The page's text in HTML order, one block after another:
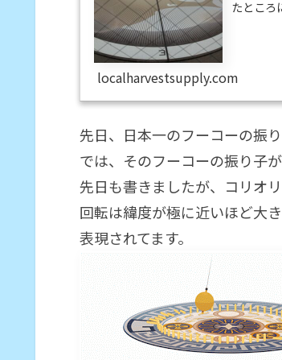
たところ
ールがカ
localharvestsupply.com
先日、日本一のフーコーの振
では、そのフーコーの振り子が
先日も書きましたが、コリオ
回転は緯度が極に近いほど大
表現されてます。